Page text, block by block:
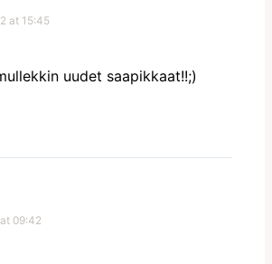
at 15:45
uudet saapikkaat!!;)
09:42